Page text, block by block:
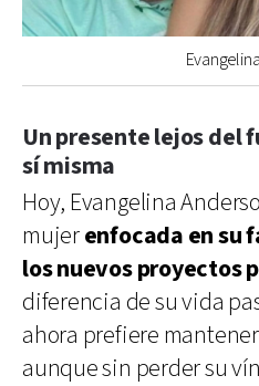
Un presente lejos del
sí misma
Hoy, Evangelina
mujerenfocada en su
los nuevos proyectos
diferencia de su vida
ahora prefiere
aunque sin perder su